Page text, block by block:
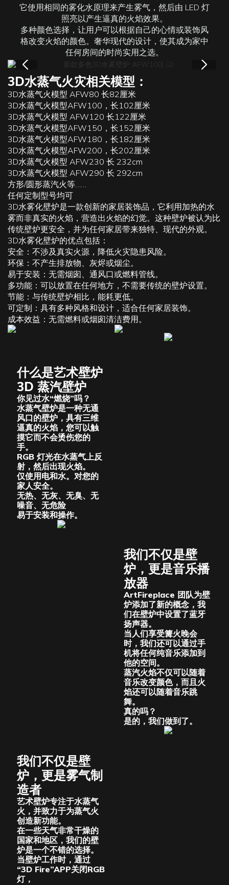
它使用相同的雾化水原理来产生雾气，然后由 LED 灯
照亮以产生逼真的火焰效果。
多种颜色选择，让用户可以根据自己的心情或装饰风
格改变火焰的颜色。奢华现代的设计，使其成为家中
任何房间的时尚实用之选。
3D水蒸气火灾相关模型：
3D水蒸气火模型 AFW80 长82厘米
3D水蒸气火模型AFW100，长102厘米
3D水蒸气火模型 AFW120 长122厘米
3D水蒸气火模型AFW150，长152厘米
3D水蒸气火模型AFW180，长182厘米
3D水蒸气火模型AFW200，长202厘米
3D水蒸气火模型 AFW230 长 232cm
3D水蒸气火模型 AFW290 长 292cm
方形/圆形蒸汽火等……
任何定制型号均可
3D水雾化壁炉是一款创新的家居装饰品，它利用加热的水
雾而非真实的火焰，营造出火焰的幻觉。这种壁炉被认为比
传统壁炉更安全，并为任何家居带来独特、现代的外观。
3D水雾化壁炉的优点包括：
安全：不涉及真实火源，降低火灾隐患风险。
环保：不产生排放物、灰烬或烟尘。
易于安装：无需烟囱、通风口或燃料管线。
多功能：可以放置在任何地方，不需要传统的壁炉设置。
节能：与传统壁炉相比，能耗更低。
可定制：具有多种风格和设计，适合任何家居装饰。
成本效益：无需燃料或烟囱清洁费用。
什么是艺术壁炉
3D 蒸汽壁炉
你见过水“燃烧”吗？
水蒸气壁炉是一种无通
风口的壁炉，具有三维
逼真的火焰，您可以触
摸它而不会烫伤您的
手。
RGB 灯光在水蒸气上反
射，然后出现火焰。
仅使用电和水。对您的
家人安全。
无热、无灰、无臭、无
噪音、无危险
易于安装和操作。
我们不仅是壁
炉，更是音乐播
放器
ArtFireplace 团队为壁
炉添加了新的概念，我
们在壁炉中设置了蓝牙
扬声器。
当人们享受篝火晚会
时，我们还可以通过手
机将任何纯音乐添加到
他的空间。
蒸汽火焰不仅可以随着
音乐改变颜色，而且火
焰还可以随着音乐跳
舞。
真的吗？
是的，我们做到了。
我们不仅是壁
炉，更是雾气制
造者
艺术壁炉专注于水蒸气
火，并致力于为蒸气火
创造新功能。
在一些天气非常干燥的
国家和地区，我们的壁
炉是一个不错的选择。
当壁炉工作时，通过
“3D Fire”APP关闭RGB
灯，